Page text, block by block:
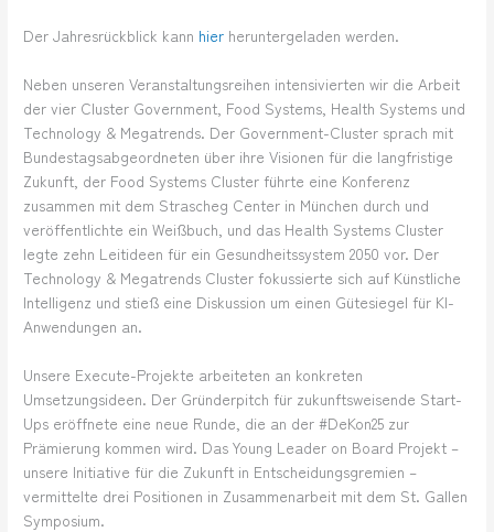
Der Jahresrückblick kann hier heruntergeladen werden.
Neben unseren Veranstaltungsreihen intensivierten wir die Arbeit
der vier Cluster Government, Food Systems, Health Systems und
Technology & Megatrends. Der Government-Cluster sprach mit
Bundestagsabgeordneten über ihre Visionen für die langfristige
Zukunft, der Food Systems Cluster führte eine Konferenz
zusammen mit dem Strascheg Center in München durch und
veröffentlichte ein Weißbuch, und das Health Systems Cluster
legte zehn Leitideen für ein Gesundheitssystem 2050 vor. Der
Technology & Megatrends Cluster fokussierte sich auf Künstliche
Intelligenz und stieß eine Diskussion um einen Gütesiegel für KI-
Anwendungen an.
Unsere Execute-Projekte arbeiteten an konkreten
Umsetzungsideen. Der Gründerpitch für zukunftsweisende Start-
Ups eröffnete eine neue Runde, die an der #DeKon25 zur
Prämierung kommen wird. Das Young Leader on Board Projekt –
unsere Initiative für die Zukunft in Entscheidungsgremien –
vermittelte drei Positionen in Zusammenarbeit mit dem St. Gallen
Symposium.